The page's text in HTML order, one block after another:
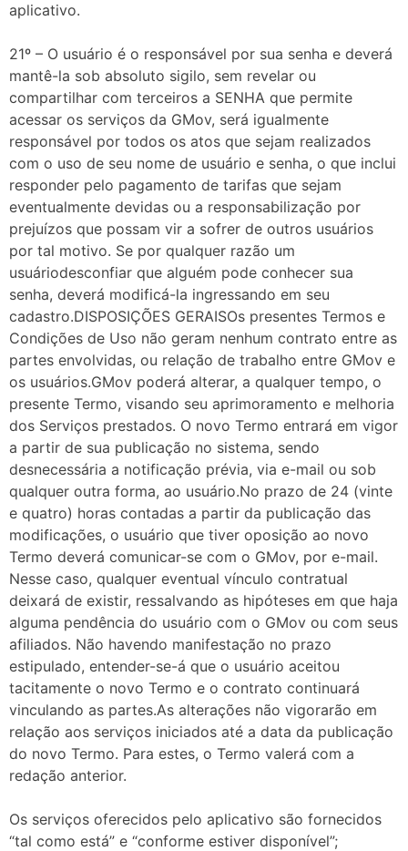
aplicativo.
21º – O usuário é o responsável por sua senha e deverá
mantê-la sob absoluto sigilo, sem revelar ou
compartilhar com terceiros a SENHA que permite
acessar os serviços da GMov, será igualmente
responsável por todos os atos que sejam realizados
com o uso de seu nome de usuário e senha, o que inclui
responder pelo pagamento de tarifas que sejam
eventualmente devidas ou a responsabilização por
prejuízos que possam vir a sofrer de outros usuários
por tal motivo. Se por qualquer razão um
usuáriodesconfiar que alguém pode conhecer sua
senha, deverá modificá-la ingressando em seu
cadastro.DISPOSIÇÕES GERAISOs presentes Termos e
Condições de Uso não geram nenhum contrato entre as
partes envolvidas, ou relação de trabalho entre GMov e
os usuários.GMov poderá alterar, a qualquer tempo, o
presente Termo, visando seu aprimoramento e melhoria
dos Serviços prestados. O novo Termo entrará em vigor
a partir de sua publicação no sistema, sendo
desnecessária a notificação prévia, via e-mail ou sob
qualquer outra forma, ao usuário.No prazo de 24 (vinte
e quatro) horas contadas a partir da publicação das
modificações, o usuário que tiver oposição ao novo
Termo deverá comunicar-se com o GMov, por e-mail.
Nesse caso, qualquer eventual vínculo contratual
deixará de existir, ressalvando as hipóteses em que haja
alguma pendência do usuário com o GMov ou com seus
afiliados. Não havendo manifestação no prazo
estipulado, entender-se-á que o usuário aceitou
tacitamente o novo Termo e o contrato continuará
vinculando as partes.As alterações não vigorarão em
relação aos serviços iniciados até a data da publicação
do novo Termo. Para estes, o Termo valerá com a
redação anterior.
Os serviços oferecidos pelo aplicativo são fornecidos
“tal como está” e “conforme estiver disponível”;